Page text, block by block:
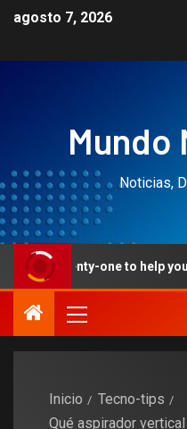
agosto 7, 2026
Noticias,
to help you play, apart from
Inicio
Tecno-tips
Qué aspirador